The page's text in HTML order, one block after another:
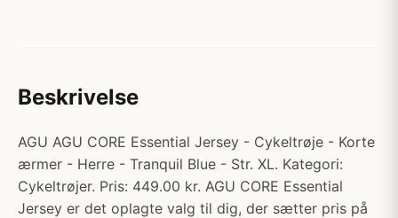
Beskrivelse
AGU AGU CORE Essential Jersey - Cykeltrøje - Korte
ærmer - Herre - Tranquil Blue - Str. XL. Kategori:
Cykeltrøjer. Pris: 449.00 kr. AGU CORE Essential
Jersey er det oplagte valg til dig, der sætter pris på